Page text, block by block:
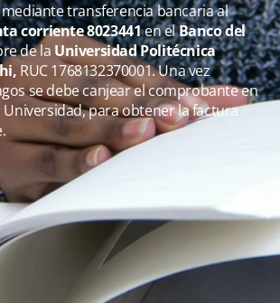
mediante transferencia bancaria al
corriente8023441en elBanco del
de la Universidad Politécnica
RUC 1768132370001. Una vez
se debe canjear el comprobante en
Universidad, para obtener la factura